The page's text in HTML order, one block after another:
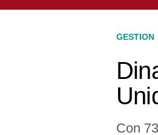
Perú
GESTION
Con